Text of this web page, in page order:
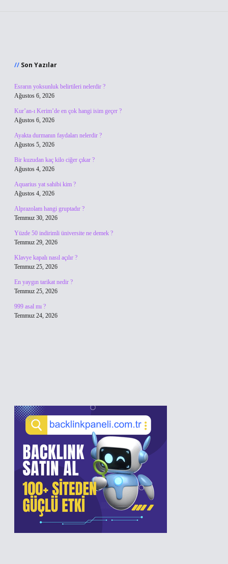
Son Yazılar
Esrarın yoksunluk belirtileri nelerdir ?
Ağustos 6, 2026
Kur’an-ı Kerim’de en çok hangi isim geçer ?
Ağustos 6, 2026
Ayakta durmanın faydaları nelerdir ?
Ağustos 5, 2026
Bir kuzudan kaç kilo ciğer çıkar ?
Ağustos 4, 2026
Aquarius yat sahibi kim ?
Ağustos 4, 2026
Alprazolam hangi gruptadır ?
Temmuz 30, 2026
Yüzde 50 indirimli üniversite ne demek ?
Temmuz 29, 2026
Klavye kapalı nasıl açılır ?
Temmuz 25, 2026
En yaygın tarikat nedir ?
Temmuz 25, 2026
999 asal mı ?
Temmuz 24, 2026